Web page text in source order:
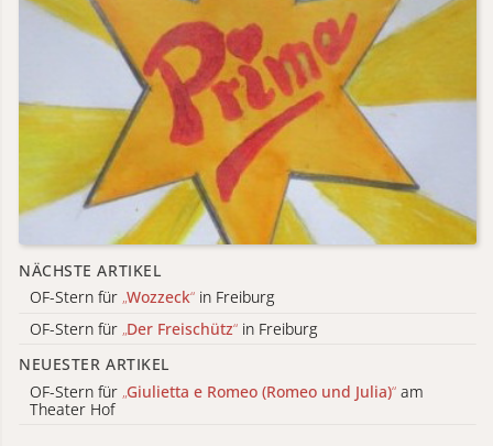
NÄCHSTE ARTIKEL
OF-Stern für „Wozzeck“ in Freiburg
OF-Stern für „Der Freischütz“ in Freiburg
NEUESTER ARTIKEL
OF-Stern für „Giulietta e Romeo (Romeo und Julia)“ am
Theater Hof